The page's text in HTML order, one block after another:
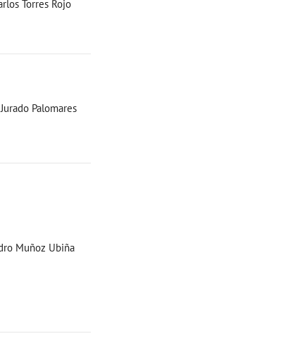
Torres Rojo
Palomares
Muñoz Ubiña